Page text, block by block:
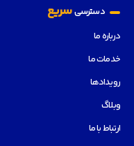
دسترسیسریع
درباره ما
خدمات ما
رویدادها
وبلاگ
ارتباط با ما